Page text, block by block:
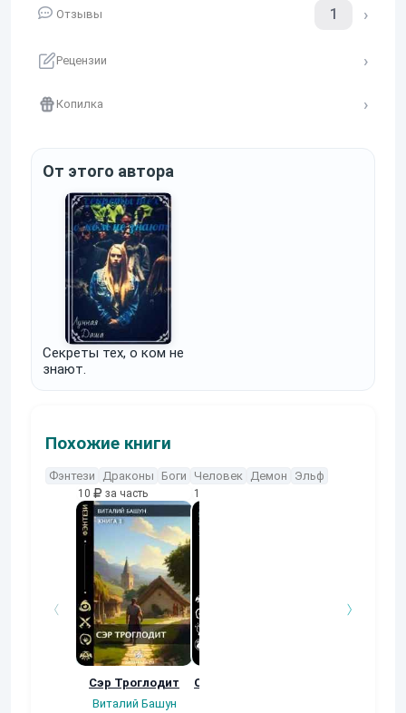
Отзывы 1
Рецензии
Копилка
От этого автора
Секреты тех, о ком не
знают.
Похожие книги
Фэнтези Драконы Боги Человек Демон Эльф
10 за часть
Сэр Троглодит
Виталий Башун
10
Осколки прошлого